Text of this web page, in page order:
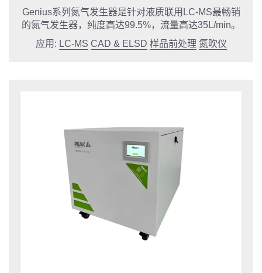
Genius系列氮气发生器是针对液质联用LC-MS最畅销
的氮气发生器，纯度高达99.5%，流量高达35L/min。
应用: LC-MS CAD & ELSD 样品前处理 氮吹仪